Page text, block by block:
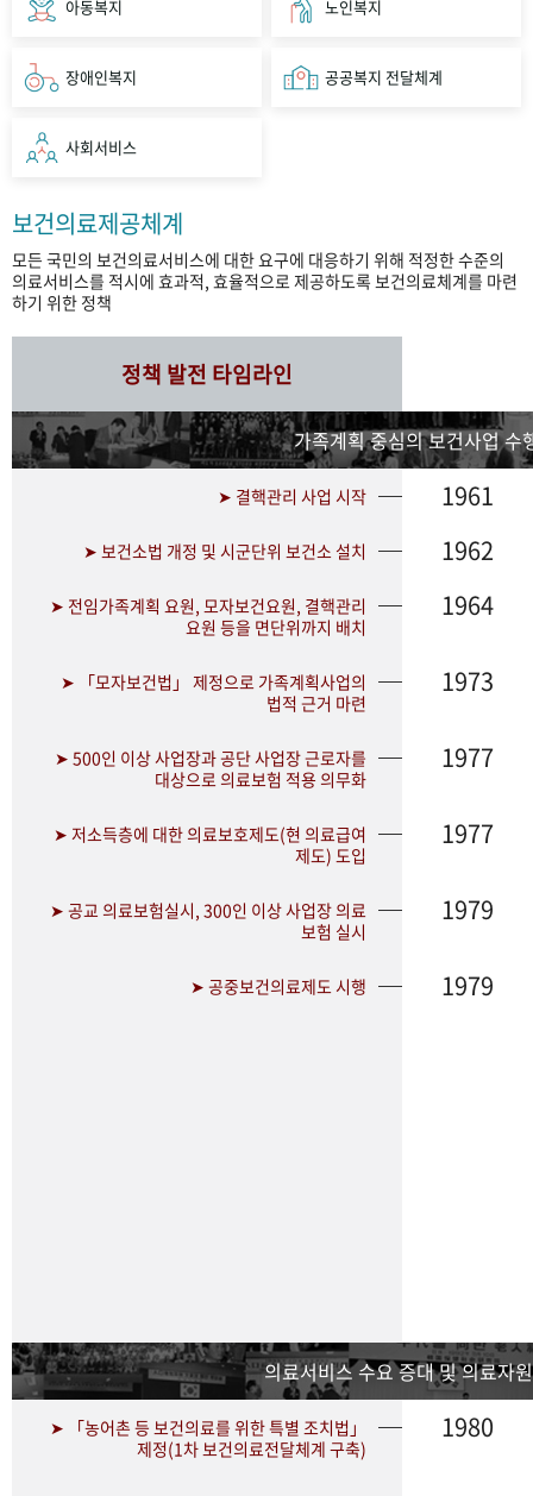
아동복지 노인복지
장애인복지 공공복지 전달체계
사회서비스
보건의료제공체계
모든 국민의 보건의료서비스에 대한 요구에 대응하기 위해 적정한 수준의
의료서비스를 적시에 효과적, 효율적으로 제공하도록 보건의료체계를 마련
하기 위한 정책
정책 발전 타임라인
가족계획 중심의 보건사업 수
➤ 결핵관리 사업 시작 1961
➤ 보건소법 개정 및 시군단위 보건소 설치 1962
➤ 전임가족계획 요원, 모자보건요원, 결핵관리
요원 등을 면단위까지 배치
1964
➤ 「모자보건법」 제정으로 가족계획사업의
법적 근거 마련
1973
➤ 500인 이상 사업장과 공단 사업장 근로자를
대상으로 의료보험 적용 의무화
1977
➤ 저소득층에 대한 의료보호제도(현 의료급여
제도) 도입
1977
➤ 공교 의료보험실시, 300인 이상 사업장 의료
보험 실시
1979
➤ 공중보건의료제도 시행 1979
의료서비스 수요 증대 및 의료자
➤ 「농어촌 등 보건의료를 위한 특별 조치법」
제정(1차 보건의료전달체계 구축)
1980